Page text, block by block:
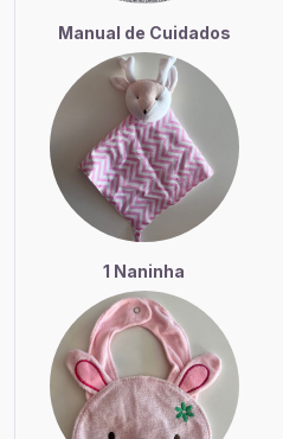
Manual de Cuidados
1 Naninha